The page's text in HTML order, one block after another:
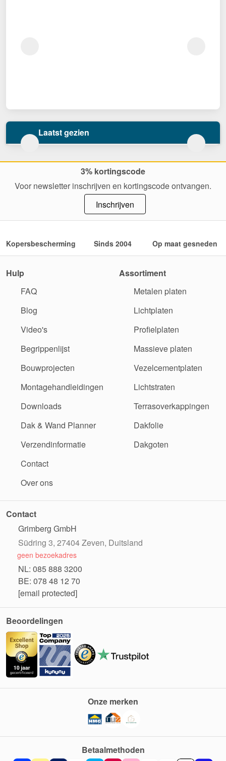
Laatst gezien
3% kortingscode
Voor newsletter inschrijven en kortingscode ontvangen.
Inschrijven
Kopersbescherming Sinds 2004 Op maat gesneden
Hulp
FAQ
Blog
Video's
Begrippenlijst
Bouwprojecten
Montagehandleidingen
Downloads
Dak & Wand Planner
Verzendinformatie
Contact
Over ons
Assortiment
Metalen platen
Lichtplaten
Profielplaten
Massieve platen
Vezelcementplaten
Lichtstraten
Terrasoverkappingen
Dakfolie
Dakgoten
Contact
Grimberg GmbH
Südring 3, 27404 Zeven, Duitsland
geen bezoekadres
NL: 085 888 3200
BE: 078 48 12 70
[email protected]
Beoordelingen
Betaalmethoden
Onze merken